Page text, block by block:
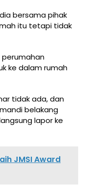
bersama pihak
itu tetapi tidak
perumahan
ke dalam rumah
tidak ada, dan
belakang
lapor ke
JMSI Award